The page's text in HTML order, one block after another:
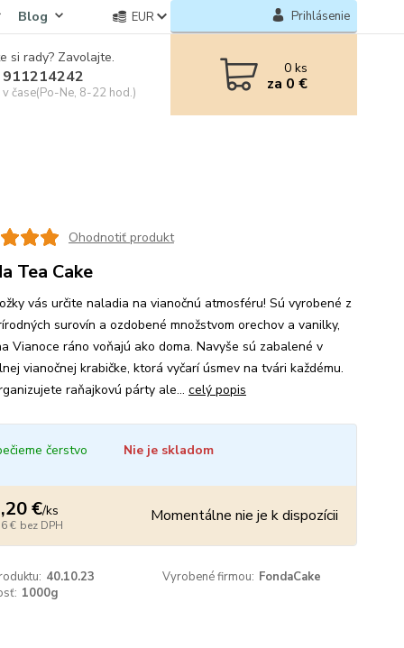
Blog EUR Prihlásenie
si rady? Zavolajte.
čase(Po-Ne, 8-22 hod.)
0ks
za 0 €
Ohodnotiť produkt
Tea Cake
vás určite naladia na vianočnú atmosféru! Sú vyrobené z
surovín a ozdobené množstvom orechov a vanilky,
Vianoce ráno voňajú ako doma. Navyše sú zabalené v
vianočnej krabičke, ktorá vyčarí úsmev na tvári každému.
raňajkovú párty ale... celý popis
čerstvo Nie je skladom
€/ks
€ bez DPH Momentálne nie je k dispozícii
40.10.23 Vyrobené firmou: FondaCake
1000g